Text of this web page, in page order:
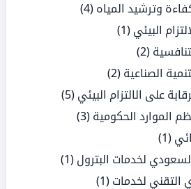
وترشيد المياه (4)
البيئي (1)
(2)
الصناعية (2)
على الالتزام البيئي (5)
الموارد الحكومية (3)
(1)
لخدمات البترول (1)
التقني لخدمات (1)